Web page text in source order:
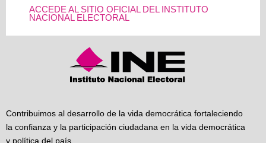
ACCEDE AL SITIO OFICIAL DEL INSTITUTO
NACIONAL ELECTORAL
Contribuimos al desarrollo de la vida democrática fortaleciendo
la confianza y la participación ciudadana en la vida democrática
y política del país.